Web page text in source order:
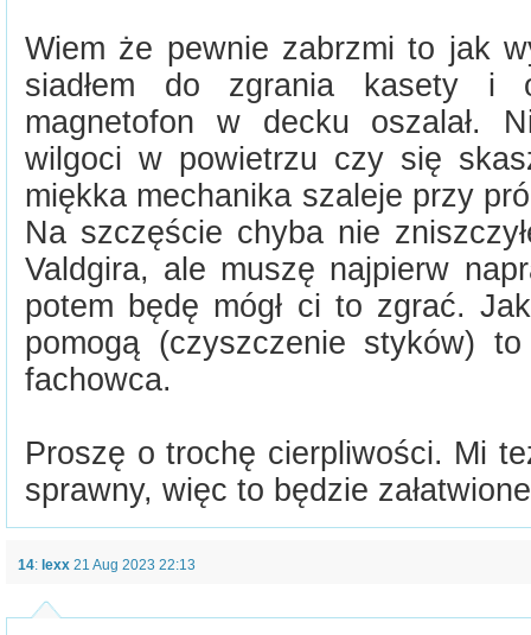
Wiem że pewnie zabrzmi to jak
siadłem do zgrania kasety i
magnetofon w decku oszalał.
wilgoci w powietrzu czy się
miękka mechanika szaleje przy
Na szczęście chyba nie
Valdgira, ale muszę najpierw
potem będę mógł ci to zgrać.
pomogą (czyszczenie styków)
fachowca.
Proszę o trochę cierpliwości. Mi
sprawny, więc to będzie
14: lexx 21 Aug 2023 22:13